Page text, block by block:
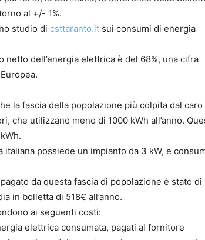
al +/- 1%.
studio di csttaranto.it sui consumi di energia
netto dell’energia elettrica è del 68%, una cifra
la fascia della popolazione più colpita dal caro
che utilizzano meno di 1000 kWh all’anno.
possiede un impianto da 3 kW, e
da questa fascia di popolazione è stato di
in bolletta di 518€ all’anno.
ai seguenti costi:
elettrica consumata, pagati al fornitore